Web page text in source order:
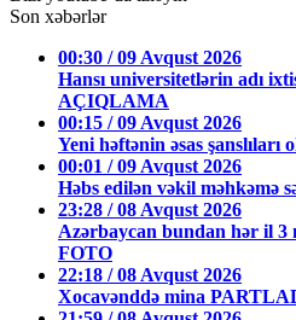
Son xəbərlər
00:30 / 09 Avqust 2026
Hansı universitetlərin adı
AÇIQLAMA
00:15 / 09 Avqust 2026
Yeni həftənin əsas şanslıları
00:01 / 09 Avqust 2026
Həbs edilən vəkil məhkəmə
23:28 / 08 Avqust 2026
Azərbaycan bundan hər il
FOTO
22:18 / 08 Avqust 2026
Xocavənddə mina